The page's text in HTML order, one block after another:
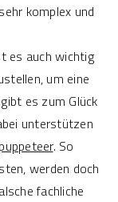
komplex und
es auch wichtig
um eine
es zum Glück
unterstützen
puppeteer. So
werden doch
fachliche